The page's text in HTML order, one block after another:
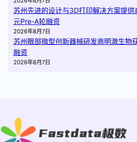
苏州先进的设计与3D打印解决方案提
元Pre-A轮融资
2026年8月7日
苏州眼部微型创新器械研发商明澈生物
融资
2026年8月7日